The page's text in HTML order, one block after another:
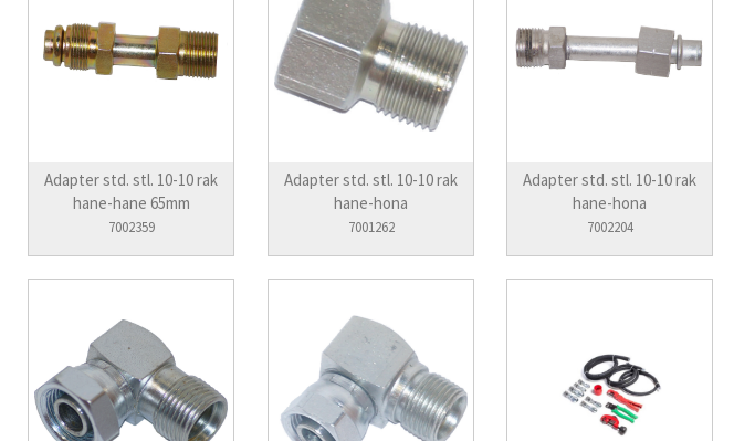
Adapter std. stl. 10-10 rak
hane-hane 65mm
7002359
Adapter std. stl. 10-10 rak
hane-hona
7001262
Adapter std. stl. 10-10 rak
hane-hona
7002204